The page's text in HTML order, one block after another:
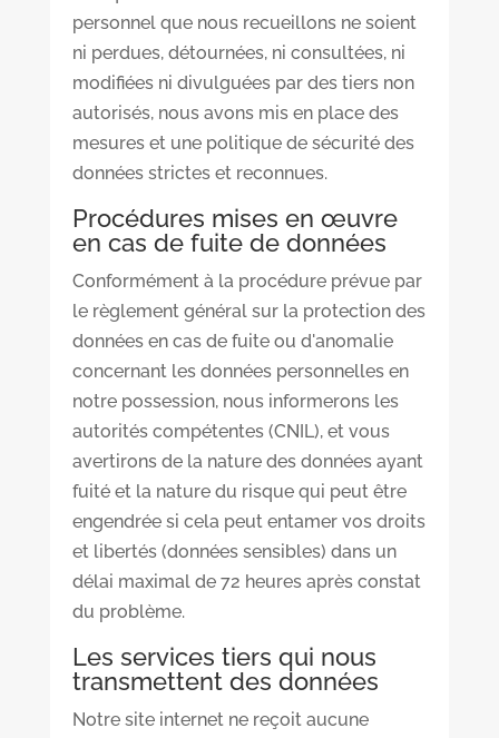
personnel que nous recueillons ne soient
ni perdues, détournées, ni consultées, ni
modifiées ni divulguées par des tiers non
autorisés, nous avons mis en place des
mesures et une politique de sécurité des
données strictes et reconnues.
Procédures mises en œuvre
en cas de fuite de données
Conformément à la procédure prévue par
le règlement général sur la protection des
données en cas de fuite ou d'anomalie
concernant les données personnelles en
notre possession, nous informerons les
autorités compétentes (CNIL), et vous
avertirons de la nature des données ayant
fuité et la nature du risque qui peut être
engendrée si cela peut entamer vos droits
et libertés (données sensibles) dans un
délai maximal de 72 heures après constat
du problème.
Les services tiers qui nous
transmettent des données
Notre site internet ne reçoit aucune